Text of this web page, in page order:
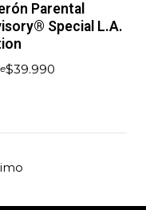
Parental
Special L.A.
$39.990